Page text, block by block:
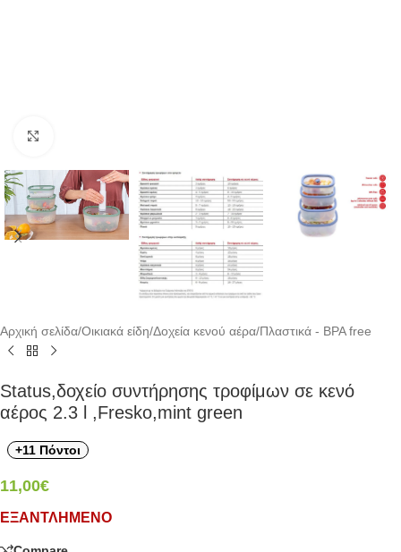
Αρχική σελίδα/Οικιακά είδη/Δοχεία κενού αέρα/Πλαστικά - BPA free
Status,δοχείο συντήρησης τροφίμων σε κενό
αέρος 2.3 l ,Fresko,mint green
+11 Πόντοι
11,00€
ΕΞΑΝΤΛΗΜΈΝΟ